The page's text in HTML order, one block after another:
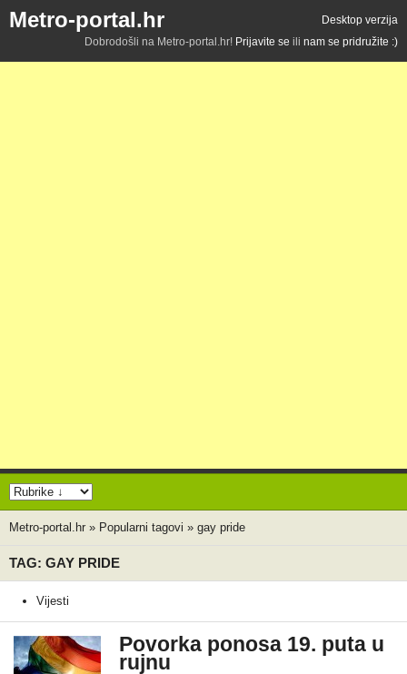
Metro-portal.hr
Desktop verzija
Dobrodošli na Metro-portal.hr! Prijavite se ili nam se pridružite :)
Metro-portal.hr » Popularni tagovi » gay pride
TAG: GAY PRIDE
Vijesti
Povorka ponosa 19. puta u
rujnu